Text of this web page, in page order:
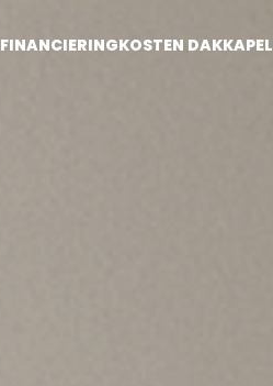
FINANCIERINGKOSTEN DAKKAPEL